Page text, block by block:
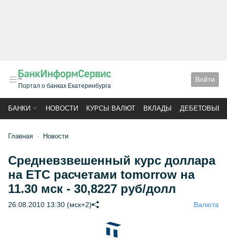
Портал о банках Екатеринбурга
Войти
БАНКИ НОВОСТИ КУРСЫ ВАЛЮТ ВКЛАДЫ ДЕБЕТОВЫЕ
Главная Новости
Средневзвешенный курс доллара
на ЕТС расчетами tomorrow на
11.30 мск - 30,8227 руб/долл
26.08.2010 13:30 (мск+2) Валюта